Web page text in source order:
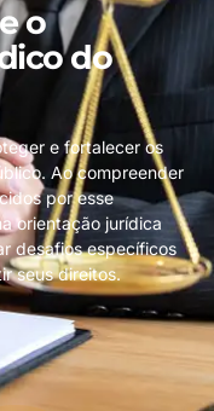
o
do
e fortalecer os
Ao compreender
por esse
orientação jurídica
desafios específicos
seus direitos.